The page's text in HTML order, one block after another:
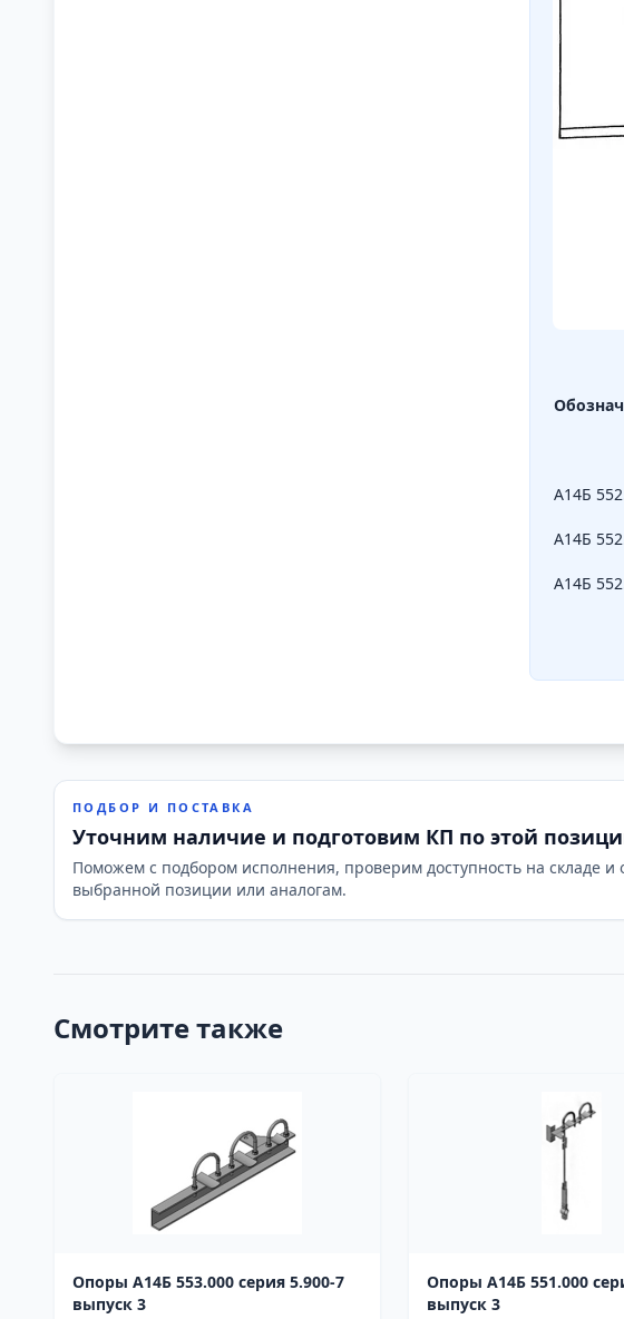
А14Б
А14Б
А14Б
ПОДБОР И ПОСТАВКА
Уточним наличие и подготовим КП по этой
Поможем с подбором исполнения, проверим доступность на складе
выбранной позиции или аналогам.
Смотрите также
Опоры А14Б 553.000 серия 5.900-7
выпуск 3
Опоры А14Б 551.000
выпуск 3